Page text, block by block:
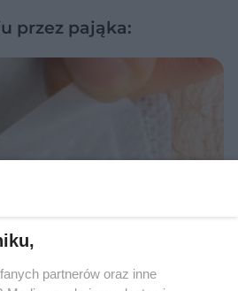
przez pająka:
partnerów oraz inne